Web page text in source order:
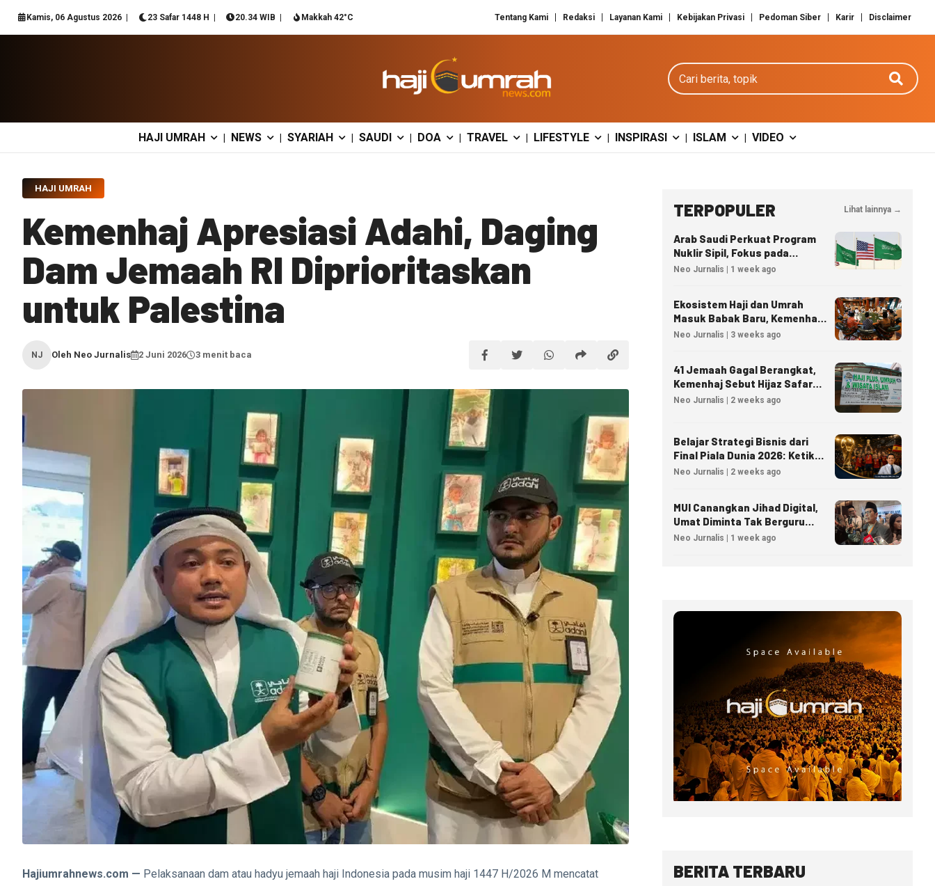
Kamis, 06 Agustus 2026 23 Safar 1448 H 20.34 WIB Makkah 42°C Tentang Kami Redaksi Layanan Kami Kebijakan Privasi Pedoman Siber Karir Disclaimer
Cari berita
HAJI UMRAH | NEWS | SYARIAH | SAUDI | DOA | TRAVEL | LIFESTYLE | INSPIRASI | ISLAM | VIDEO
HAJI UMRAH
Kemenhaj Apresiasi Adahi, Daging
Dam Jemaah RI Diprioritaskan
untuk Palestina
NJ Oleh Neo Jurnalis 2 Juni 2026 3 menit baca
Hajiumrahnews.com — Pelaksanaan dam atau hadyu jemaah haji Indonesia pada musim haji 1447 H/2026 M mencatat
TERPOPULER Lihat lainnya →
Arab Saudi Perkuat Program
Nuklir Sipil, Fokus pada
Transfer Teknologi dan
Neo Jurnalis | 1 week ago
Ekosistem Haji dan Umrah
Masuk Babak Baru, Kemenhaj
Matangkan Regulasi Nasional
Neo Jurnalis | 3 weeks ago
41 Jemaah Gagal Berangkat,
Kemenhaj Sebut Hijaz Safar
Tidak Masuk Daftar Resmi
Neo Jurnalis | 2 weeks ago
Belajar Strategi Bisnis dari
Final Piala Dunia 2026: Ketika
Taktik Sepak Bola Menjadi
Neo Jurnalis | 2 weeks ago
MUI Canangkan Jihad Digital,
Umat Diminta Tak Berguru
Agama Lewat AI
Neo Jurnalis | 1 week ago
BERITA TERBARU